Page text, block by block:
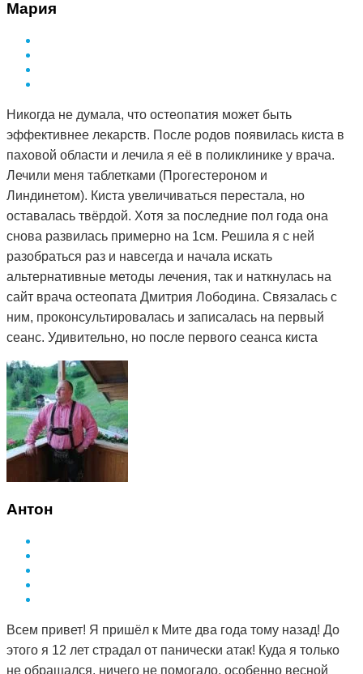
Мария
Никогда не думала, что остеопатия может быть
эффективнее лекарств. После родов появилась киста в
паховой области и лечила я её в поликлинике у врача.
Лечили меня таблетками (Прогестероном и
Линдинетом). Киста увеличиваться перестала, но
оставалась твёрдой. Хотя за последние пол года она
снова развилась примерно на 1см. Решила я с ней
разобраться раз и навсегда и начала искать
альтернативные методы лечения, так и наткнулась на
сайт врача остеопата Дмитрия Лободина. Связалась с
ним, проконсультировалась и записалась на первый
сеанс. Удивительно, но после первого сеанса киста
стала мягкой. Я стала посещать сеансы по назначению
Дмитрия и спустя 3 месяца она полностью рассосалась.
Как это работает, вообще не понимаю. То чего
лекарства не смогли седлать за полтора года, смог
сделать Дмитрий и за такой небольшой срок. Врач в
поликлинике сказал, что мне просто повезло и я на
опытного специалиста наткнулась. А ещё говорят, что
Антон
Всем привет! Я пришёл к Мите два года тому назад! До
этого я 12 лет страдал от панически атак! Куда я только
не обращался, ничего не помогало, особенно весной